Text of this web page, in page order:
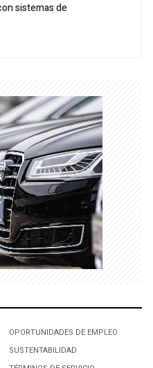
sistemas de
OPORTUNIDADES DE EMPLEO
SUSTENTABILIDAD